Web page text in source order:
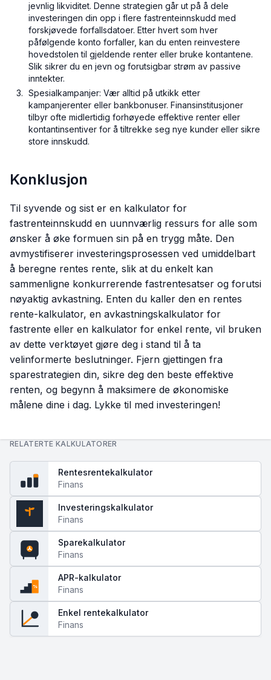
jevnlig likviditet. Denne strategien går ut på å dele
investeringen din opp i flere fastrenteinnskudd med
forskjøvede forfallsdatoer. Etter hvert som hver
påfølgende konto forfaller, kan du enten reinvestere
hovedstolen til gjeldende renter eller bruke kontantene.
Slik sikrer du en jevn og forutsigbar strøm av passive
inntekter.
Spesialkampanjer: Vær alltid på utkikk etter
kampanjerenter eller bankbonuser. Finansinstitusjoner
tilbyr ofte midlertidig forhøyede effektive renter eller
kontantinsentiver for å tiltrekke seg nye kunder eller sikre
store innskudd.
Konklusjon
Til syvende og sist er en kalkulator for
fastrenteinnskudd en uunnværlig ressurs for alle som
ønsker å øke formuen sin på en trygg måte. Den
avmystifiserer investeringsprosessen ved umiddelbart
å beregne rentes rente, slik at du enkelt kan
sammenligne konkurrerende fastrentesatser og forutsi
nøyaktig avkastning. Enten du kaller den en rentes
rente-kalkulator, en avkastningskalkulator for
fastrente eller en kalkulator for enkel rente, vil bruken
av dette verktøyet gjøre deg i stand til å ta
velinformerte beslutninger. Fjern gjettingen fra
sparestrategien din, sikre deg den beste effektive
renten, og begynn å maksimere de økonomiske
målene dine i dag. Lykke til med investeringen!
RELATERTE KALKULATORER
Rentesrentekalkulator
Finans
Investeringskalkulator
Finans
Sparekalkulator
Finans
%
APR-kalkulator
Finans
Enkel rentekalkulator
Finans